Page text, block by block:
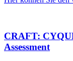
CRAFT:
Assessment